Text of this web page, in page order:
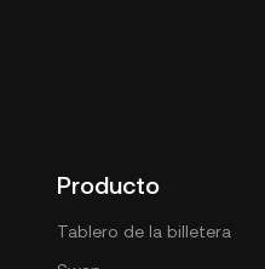
Producto
Tablero de la billetera